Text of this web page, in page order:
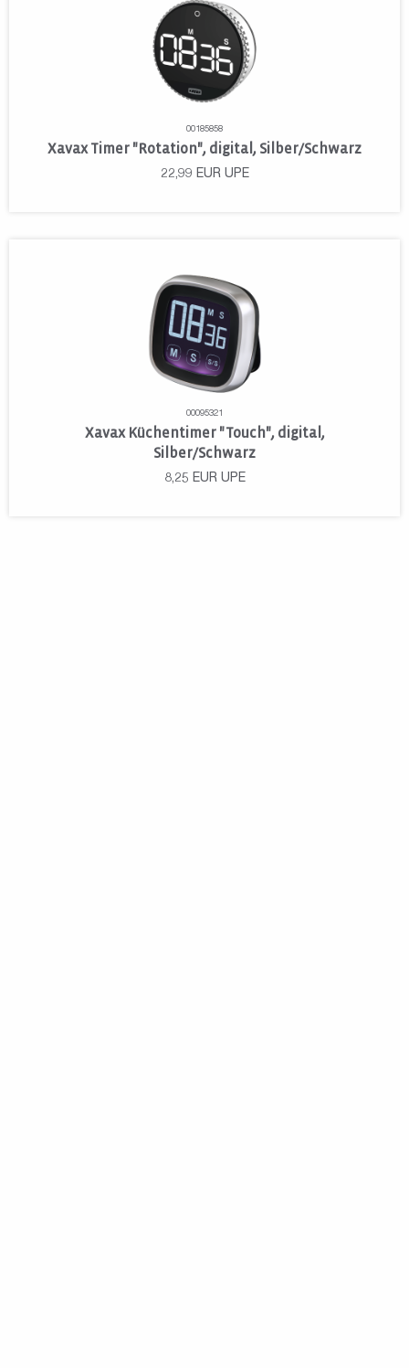
00185858
Xavax Timer "Rotation", digital, Silber/Schwarz
22,99 EUR UPE
00095321
Xavax Küchentimer "Touch", digital,
Silber/Schwarz
8,25 EUR UPE